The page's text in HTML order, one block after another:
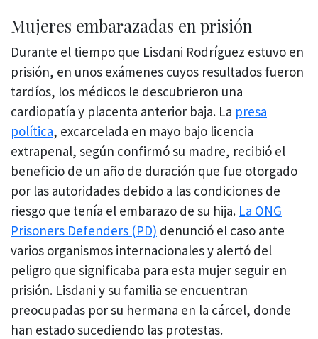
Mujeres embarazadas en prisión
Durante el tiempo que Lisdani Rodríguez estuvo en
prisión, en unos exámenes cuyos resultados fueron
tardíos, los médicos le descubrieron una
cardiopatía y placenta anterior baja. La presa
política, excarcelada en mayo bajo licencia
extrapenal, según confirmó su madre, recibió el
beneficio de un año de duración que fue otorgado
por las autoridades debido a las condiciones de
riesgo que tenía el embarazo de su hija. La ONG
Prisoners Defenders (PD) denunció el caso ante
varios organismos internacionales y alertó del
peligro que significaba para esta mujer seguir en
prisión. Lisdani y su familia se encuentran
preocupadas por su hermana en la cárcel, donde
han estado sucediendo las protestas.